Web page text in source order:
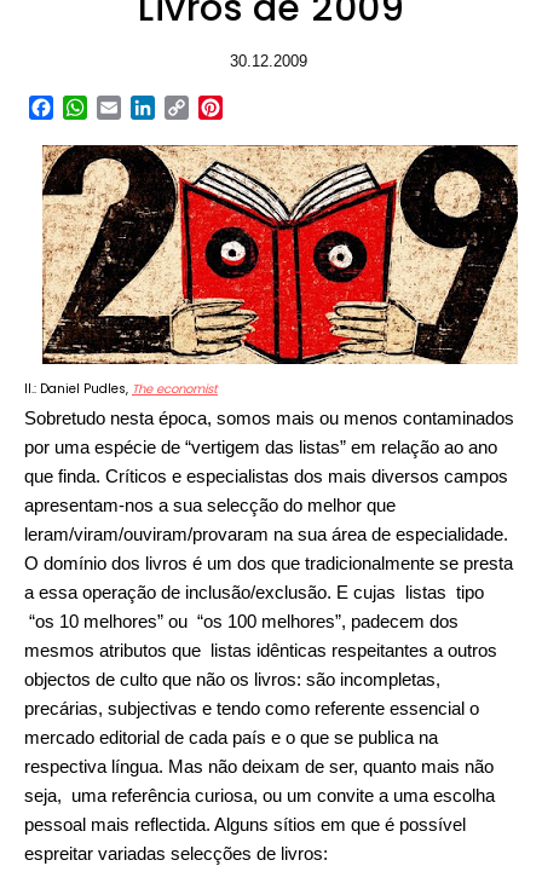
30.12.2009
Facebook
WhatsApp
EmailLinkedIn
Copy
Il.: Daniel Pudles, The economist
Sobretudo nesta época, somos mais ou menos contaminados
por uma espécie de “vertigem das listas” em relação ao ano
que finda. Críticos e especialistas dos mais diversos campos
apresentam-nos a sua selecção do melhor que
leram/viram/ouviram/provaram na sua área de especialidade.
O domínio dos livros é um dos que tradicionalmente se presta
a essa operação de inclusão/exclusão. E cujas listas tipo
“os 10 melhores” ou “os 100 melhores”, padecem dos
mesmos atributos que listas idênticas respeitantes a outros
objectos de culto que não os livros: são incompletas,
precárias, subjectivas e tendo como referente essencial o
mercado editorial de cada país e o que se publica na
respectiva língua. Mas não deixam de ser, quanto mais não
seja, uma referência curiosa, ou um convite a uma escolha
pessoal mais reflectida. Alguns sítios em que é possível
espreitar variadas selecções de livros: